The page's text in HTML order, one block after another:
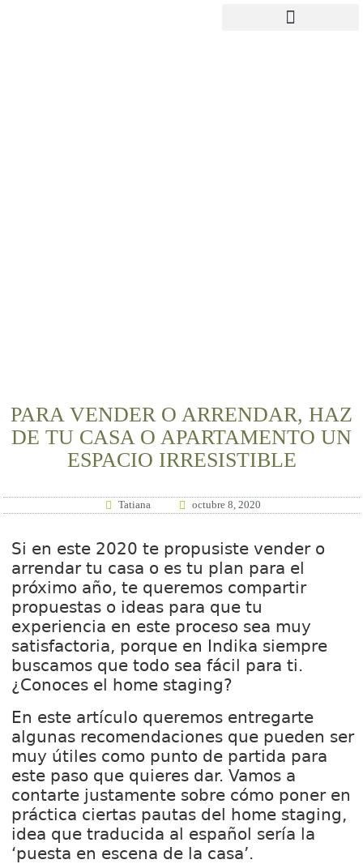
PARA VENDER O ARRENDAR, HAZ
DE TU CASA O APARTAMENTO UN
ESPACIO IRRESISTIBLE
Tatiana octubre 8, 2020
Si en este 2020 te propusiste vender o
arrendar tu casa o es tu plan para el
próximo año, te queremos compartir
propuestas o ideas para que tu
experiencia en este proceso sea muy
satisfactoria, porque en Indika siempre
buscamos que todo sea fácil para ti.
¿Conoces el home staging?
En este artículo queremos entregarte
algunas recomendaciones que pueden ser
muy útiles como punto de partida para
este paso que quieres dar. Vamos a
contarte justamente sobre cómo poner en
práctica ciertas pautas del home staging,
idea que traducida al español sería la
‘puesta en escena de la casa’.